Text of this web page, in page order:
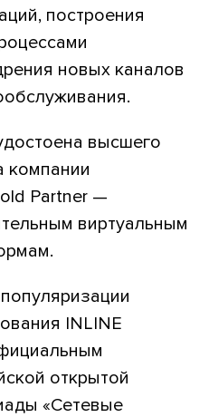
построения
новых каналов
высшего
компании
Partner —
виртуальным
INLINE
открытой
«Сетевые